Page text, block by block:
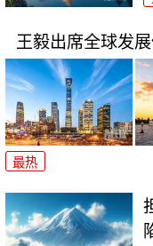
王毅出席全球发
最热